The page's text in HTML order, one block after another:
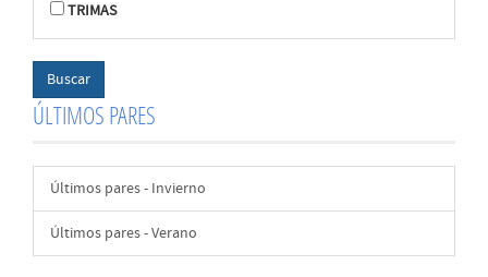
TRIMAS
ÚLTIMOS PARES
Últimos pares - Invierno
Últimos pares - Verano